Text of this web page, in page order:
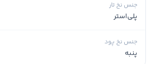
جنس نخ تار
پلی‌استر
جنس نخ پود
پنبه